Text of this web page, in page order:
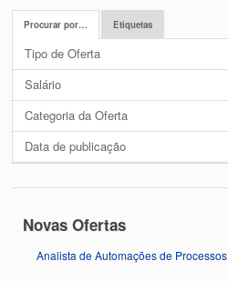
Procurar por… Etiquetas
Tipo de Oferta
Salário
Categoria da Oferta
Data de publicação
Novas Ofertas
Analista de Automações de Processos